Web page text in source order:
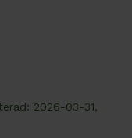
2026-03-31,